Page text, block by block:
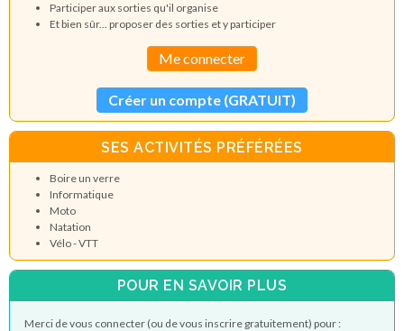
Participer aux sorties qu'il organise
Et bien sûr... proposer des sorties et y participer
Me connecter
Créer un compte (GRATUIT)
SES ACTIVITÉS PRÉFÉRÉES
Boire un verre
Informatique
Moto
Natation
Vélo - VTT
POUR EN SAVOIR PLUS
Merci de vous connecter (ou de vous inscrire gratuitement) pour :